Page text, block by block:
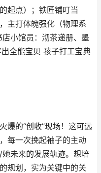
起点）；铁匠铺叮当
主打体魄强化（物理系
小馆员：沏茶递册、墨
全能宝贝 孩子打工宝典
爆的“创收”现场！这可远
每一次挽起袖子的主动
未来的发展轨迹。想培
规划，实为关键中的关